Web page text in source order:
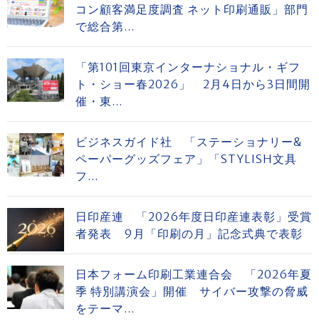
コン顧客満足度調査 ネット印刷通販」部門
で総合第...
「第101回東京インターナショナル・ギフ
ト・ショー春2026」 2月4日から3日間開
催・東...
ビジネスガイド社 「ステーショナリー&
ペーパーグッズフェア」「STYLISH文具
フ...
日印産連 「2026年度日印産連表彰」受賞
者発表 9月「印刷の月」記念式典で表彰
日本フォーム印刷工業連合会 「2026年夏
季 特別講演会」開催 サイバー攻撃の脅威
をテーマ...